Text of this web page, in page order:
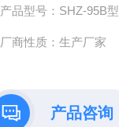
产品型号：SHZ-95B型
厂商性质：生产厂家
产品咨询